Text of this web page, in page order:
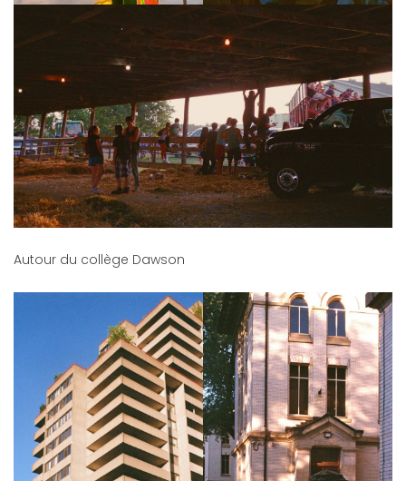
Autour du collège Dawson